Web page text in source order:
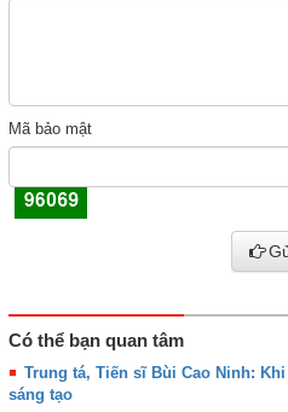
Mã bảo mật
Có thể bạn quan tâm
Trung tá, Tiến sĩ Bùi Cao Ninh:
sáng tạo